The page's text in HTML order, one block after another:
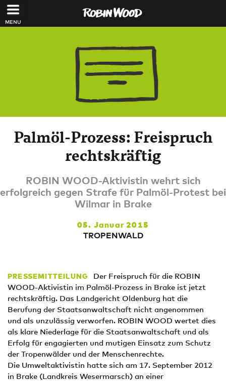
Direkt zum Inhalt
Palmöl-Prozess: Freispruch
rechtskräftig
ROBIN WOOD-Aktivistin wehrt sich
erfolgreich gegen Strafe für Palmöl-Protest bei
Wilmar in Brake
05. Januar 2015
TROPENWALD
PRESSEMITTEILUNG
Der Freispruch für die ROBIN
WOOD-Aktivistin im Palmöl-Prozess in Brake ist jetzt
rechtskräftig. Das Landgericht Oldenburg hat die
Berufung der Staatsanwaltschaft nicht angenommen
und als unzulässig verworfen. ROBIN WOOD wertet dies
als klare Niederlage für die Staatsanwaltschaft und als
Erfolg für engagierten und mutigen Einsatz zum Schutz
der Tropenwälder und der Menschenrechte.
Die Umweltaktivistin hatte sich am 17. September 2012
in Brake (Landkreis Wesermarsch) an einer